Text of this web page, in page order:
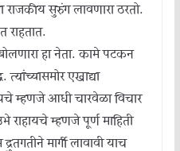
सुरुंग लावणारा ठरतो.
हा नेता. कामे पटकन
त्यांच्यासमोर एखाद्या
म्हणजे आधी चारवेळा विचार
राहायचे म्हणजे पूर्ण माहिती
मार्गी लावावी याच